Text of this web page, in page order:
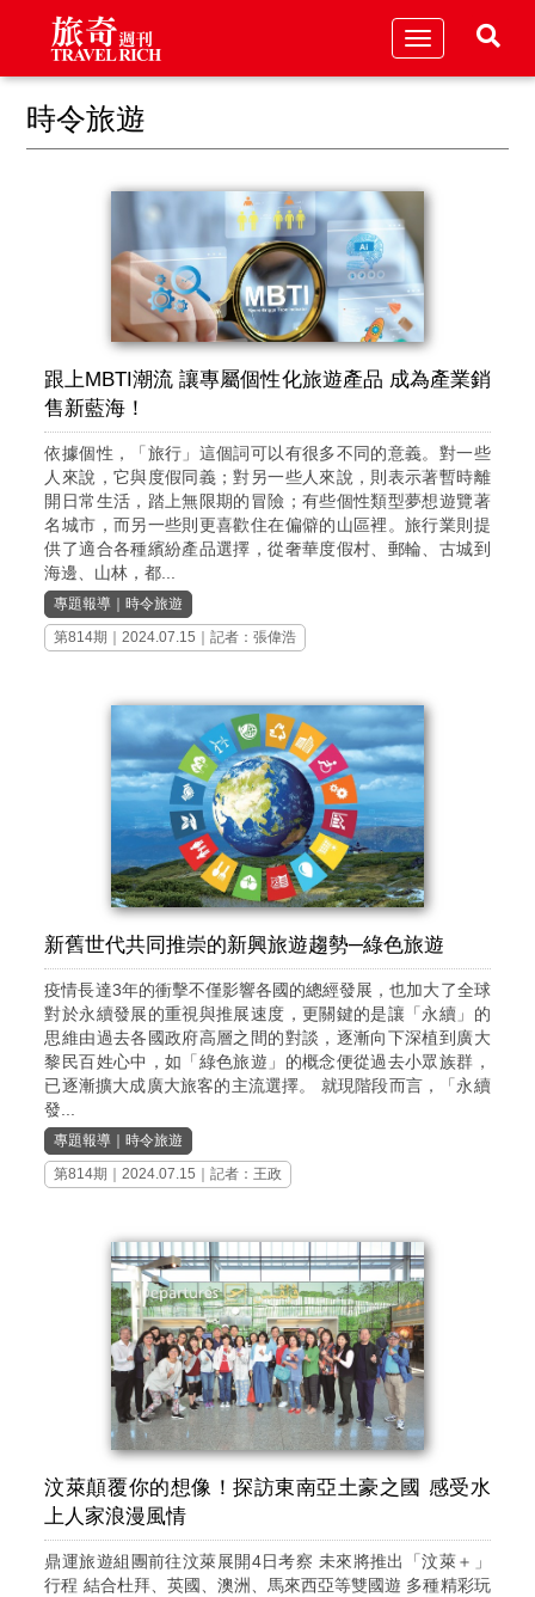
Toggle
時令旅遊
跟上MBTI潮流 讓專屬個性化旅遊產品 成為產業銷
售新藍海！
依據個性，「旅行」這個詞可以有很多不同的意義。對一些
人來說，它與度假同義；對另一些人來說，則表示著暫時離
開日常生活，踏上無限期的冒險；有些個性類型夢想遊覽著
名城市，而另一些則更喜歡住在偏僻的山區裡。旅行業則提
供了適合各種繽紛產品選擇，從奢華度假村、郵輪、古城到
海邊、山林，都...
專題報導 ｜時令旅遊
第814期 ｜2024.07.15｜記者：張偉浩
新舊世代共同推崇的新興旅遊趨勢─綠色旅遊
疫情長達3年的衝擊不僅影響各國的總經發展，也加大了全球
對於永續發展的重視與推展速度，更關鍵的是讓「永續」的
思維由過去各國政府高層之間的對談，逐漸向下深植到廣大
黎民百姓心中，如「綠色旅遊」的概念便從過去小眾族群，
已逐漸擴大成廣大旅客的主流選擇。 就現階段而言，「永續
發...
專題報導 ｜時令旅遊
第814期 ｜2024.07.15｜記者：王政
汶萊顛覆你的想像！探訪東南亞土豪之國 感受水
上人家浪漫風情
鼎運旅遊組團前往汶萊展開4日考察 未來將推出「汶萊＋」
行程 結合杜拜、英國、澳洲、馬來西亞等雙國遊 多種精彩玩